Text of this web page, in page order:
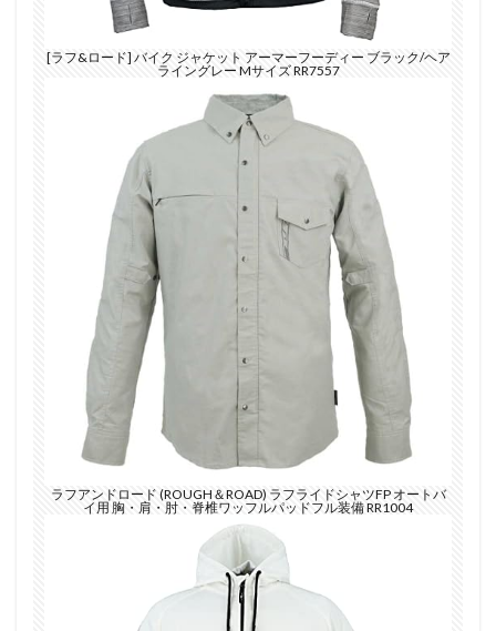
[ラフ&ロード] バイク ジャケット アーマーフーディー ブラック/ヘア
ライングレー Mサイズ RR7557
ラフアンドロード (ROUGH＆ROAD) ラフライドシャツFP オートバ
イ用 胸・肩・肘・脊椎ワッフルパッドフル装備 RR1004